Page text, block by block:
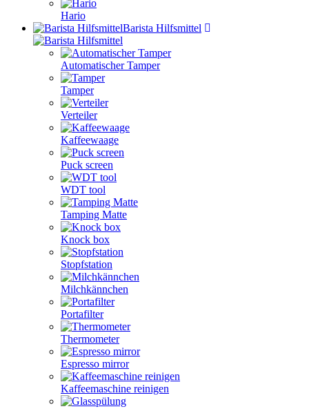
Hario
Barista Hilfsmittel
Automatischer Tamper
Tamper
Verteiler
Kaffeewaage
Puck screen
WDT tool
Tamping Matte
Knock box
Stopfstation
Milchkännchen
Portafilter
Thermometer
Espresso mirror
Kaffeemaschine reinigen